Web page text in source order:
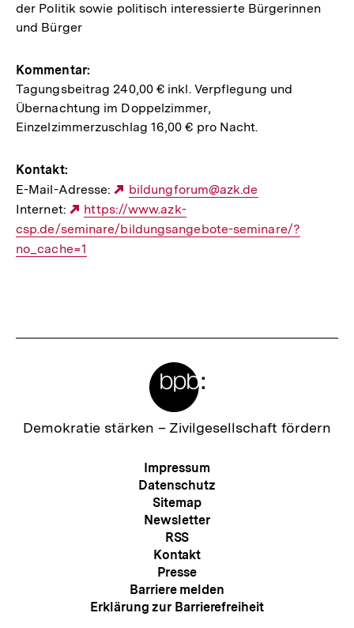
der Politik sowie politisch interessierte Bürgerinnen
und Bürger
Kommentar:
Tagungsbeitrag 240,00 € inkl. Verpflegung und
Übernachtung im Doppelzimmer,
Einzelzimmerzuschlag 16,00 € pro Nacht.
Kontakt:
E-Mail-Adresse:
Externer
Link:
bildungforum@azk.de
Internet:
Externer
Link:
https://www.azk-
csp.de/seminare/bildungsangebote-seminare/?
no_cache=1
Zur
Demokratie stärken – Zivilgesellschaft fördern
Meta-
Navigation
Impressum
Datenschutz
Sitemap
Newsletter
RSS
Kontakt
Presse
Barriere melden
Erklärung zur Barrierefreiheit